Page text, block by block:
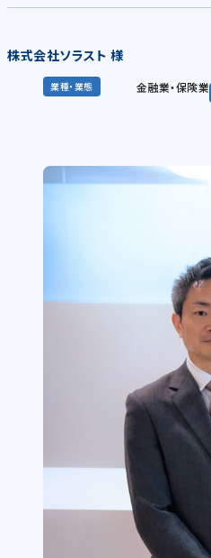
株式会社ソラスト 様
業種・業態 金融業・保険業